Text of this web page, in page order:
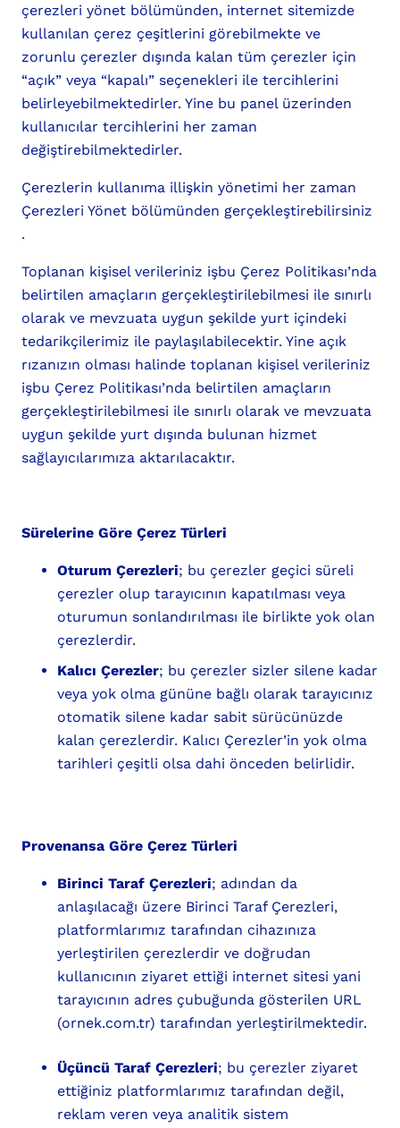
çerezleri yönet bölümünden, internet sitemizde
kullanılan çerez çeşitlerini görebilmekte ve
zorunlu çerezler dışında kalan tüm çerezler için
“açık” veya “kapalı” seçenekleri ile tercihlerini
belirleyebilmektedirler. Yine bu panel üzerinden
kullanıcılar tercihlerini her zaman
değiştirebilmektedirler.
Çerezlerin kullanıma illişkin yönetimi her zaman
Çerezleri Yönet bölümünden gerçekleştirebilirsiniz
.
Toplanan kişisel verileriniz işbu Çerez Politikası’nda
belirtilen amaçların gerçekleştirilebilmesi ile sınırlı
olarak ve mevzuata uygun şekilde yurt içindeki
tedarikçilerimiz ile paylaşılabilecektir. Yine açık
rızanızın olması halinde toplanan kişisel verileriniz
işbu Çerez Politikası’nda belirtilen amaçların
gerçekleştirilebilmesi ile sınırlı olarak ve mevzuata
uygun şekilde yurt dışında bulunan hizmet
sağlayıcılarımıza aktarılacaktır.
Sürelerine Göre Çerez Türleri
Oturum Çerezleri; bu çerezler geçici süreli
çerezler olup tarayıcının kapatılması veya
oturumun sonlandırılması ile birlikte yok olan
çerezlerdir.
Kalıcı Çerezler; bu çerezler sizler silene kadar
veya yok olma gününe bağlı olarak tarayıcınız
otomatik silene kadar sabit sürücünüzde
kalan çerezlerdir. Kalıcı Çerezler’in yok olma
tarihleri çeşitli olsa dahi önceden belirlidir.
Provenansa Göre Çerez Türleri
Birinci Taraf Çerezleri; adından da
anlaşılacağı üzere Birinci Taraf Çerezleri,
platformlarımız tarafından cihazınıza
yerleştirilen çerezlerdir ve doğrudan
kullanıcının ziyaret ettiği internet sitesi yani
tarayıcının adres çubuğunda gösterilen URL
(ornek.com.tr) tarafından yerleştirilmektedir.
Üçüncü Taraf Çerezleri; bu çerezler ziyaret
ettiğiniz platformlarımız tarafından değil,
reklam veren veya analitik sistem